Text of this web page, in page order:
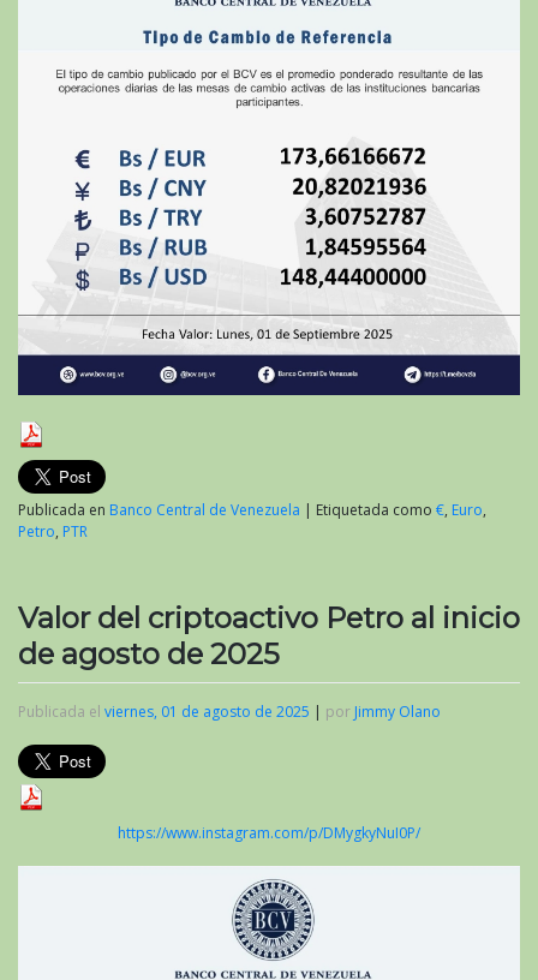
Publicada en Banco Central de Venezuela | Etiquetada como €, Euro,
Petro, PTR
Valor del criptoactivo Petro al inicio
de agosto de 2025
Publicada el viernes, 01 de agosto de 2025 | por Jimmy Olano
https://www.instagram.com/p/DMygkyNuI0P/